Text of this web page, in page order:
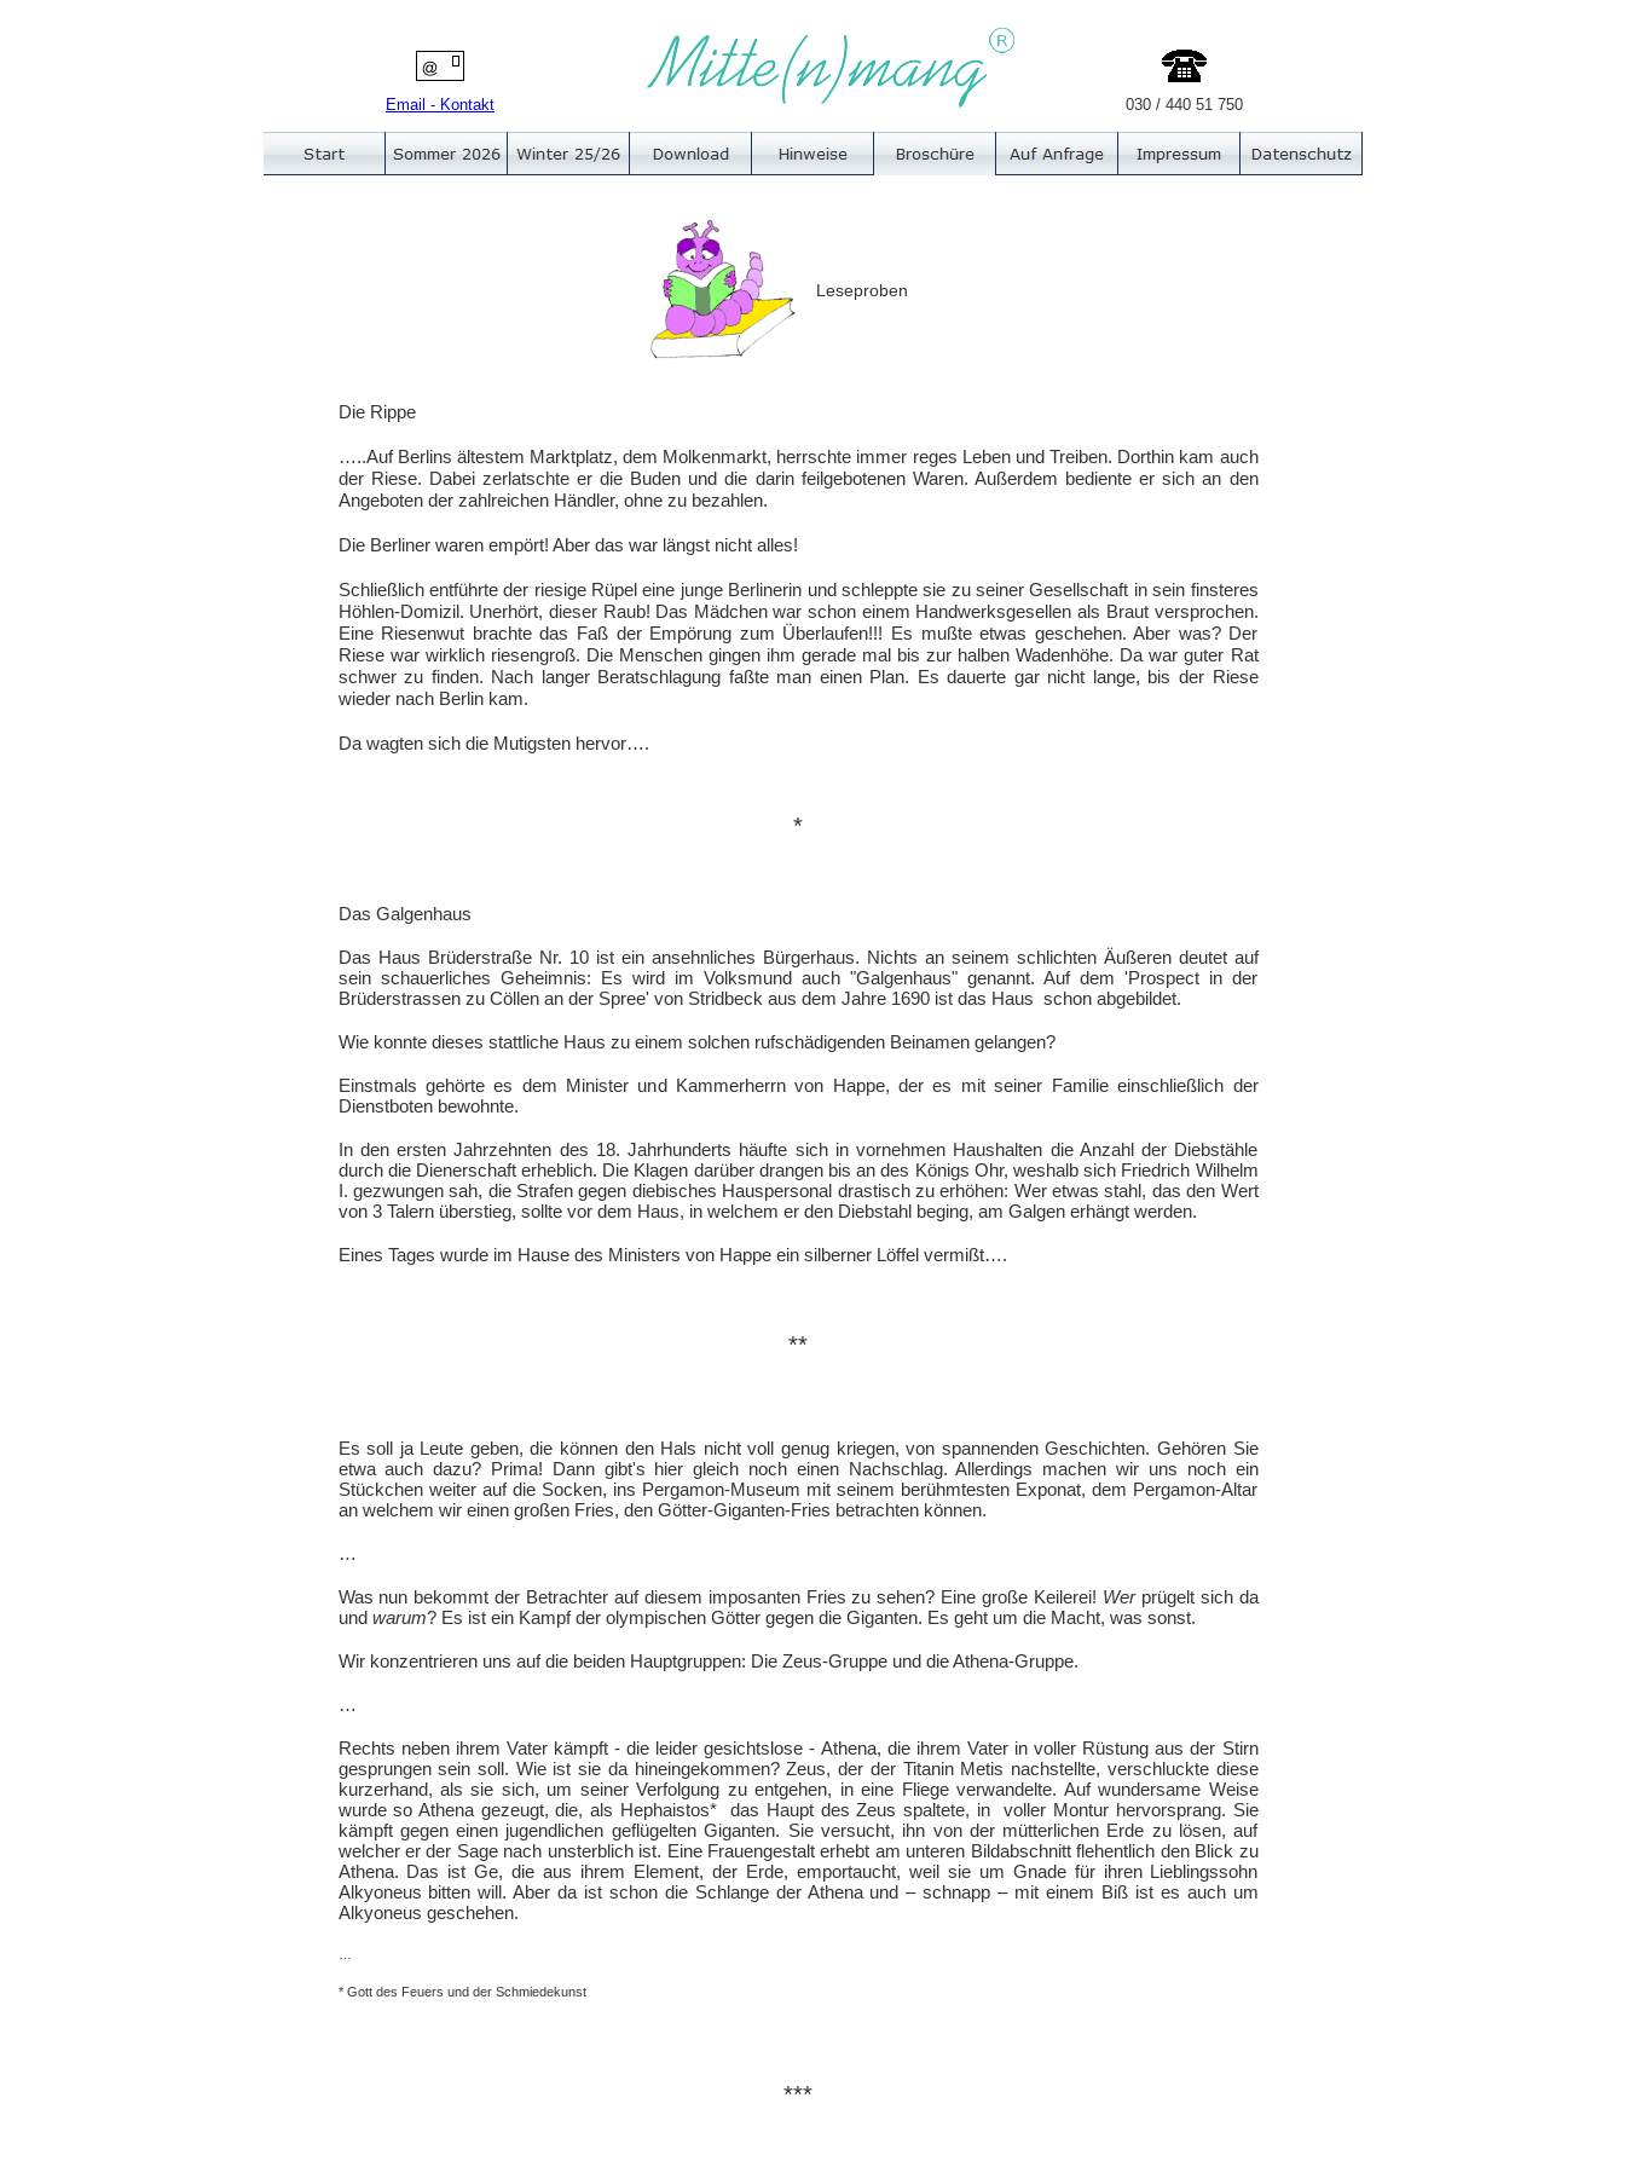
Email - Kontakt 030 / 440 51 750
Leseproben
Die Rippe
…..Auf Berlins ältestem Marktplatz, dem Molkenmarkt, herrschte immer reges Leben und Treiben. Dorthin kam auch
der Riese. Dabei zerlatschte er die Buden und die darin feilgebotenen Waren. Außerdem bediente er sich an den
Angeboten der zahlreichen Händler, ohne zu bezahlen.
Die Berliner waren empört! Aber das war längst nicht alles!
Schließlich entführte der riesige Rüpel eine junge Berlinerin und schleppte sie zu seiner Gesellschaft in sein finsteres
Höhlen-Domizil. Unerhört, dieser Raub! Das Mädchen war schon einem Handwerksgesellen als Braut versprochen.
Eine Riesenwut brachte das Faß der Empörung zum Überlaufen!!! Es mußte etwas geschehen. Aber was? Der
Riese war wirklich riesengroß. Die Menschen gingen ihm gerade mal bis zur halben Wadenhöhe. Da war guter Rat
schwer zu finden. Nach langer Beratschlagung faßte man einen Plan. Es dauerte gar nicht lange, bis der Riese
wieder nach Berlin kam.
Da wagten sich die Mutigsten hervor….
*
Das Galgenhaus
Das Haus Brüderstraße Nr. 10 ist ein ansehnliches Bürgerhaus. Nichts an seinem schlichten Äußeren deutet auf
sein schauerliches Geheimnis: Es wird im Volksmund auch "Galgenhaus" genannt. Auf dem 'Prospect in der
Brüderstrassen zu Cöllen an der Spree' von Stridbeck aus dem Jahre 1690 ist das Haus schon abgebildet.
Wie konnte dieses stattliche Haus zu einem solchen rufschädigenden Beinamen gelangen?
Einstmals gehörte es dem Minister und Kammerherrn von Happe, der es mit seiner Familie einschließlich der
Dienstboten bewohnte.
In den ersten Jahrzehnten des 18. Jahrhunderts häufte sich in vornehmen Haushalten die Anzahl der Diebstähle
durch die Dienerschaft erheblich. Die Klagen darüber drangen bis an des Königs Ohr, weshalb sich Friedrich Wilhelm
I. gezwungen sah, die Strafen gegen diebisches Hauspersonal drastisch zu erhöhen: Wer etwas stahl, das den Wert
von 3 Talern überstieg, sollte vor dem Haus, in welchem er den Diebstahl beging, am Galgen erhängt werden.
Eines Tages wurde im Hause des Ministers von Happe ein silberner Löffel vermißt….
**
Es soll ja Leute geben, die können den Hals nicht voll genug kriegen, von spannenden Geschichten. Gehören Sie
etwa auch dazu? Prima! Dann gibt's hier gleich noch einen Nachschlag. Allerdings machen wir uns noch ein
Stückchen weiter auf die Socken, ins Pergamon-Museum mit seinem berühmtesten Exponat, dem Pergamon-Altar
an welchem wir einen großen Fries, den Götter-Giganten-Fries betrachten können.
…
Was nun bekommt der Betrachter auf diesem imposanten Fries zu sehen? Eine große Keilerei! Werprügelt sich da
und warum? Es ist ein Kampf der olympischen Götter gegen die Giganten. Es geht um die Macht, was sonst.
Wir konzentrieren uns auf die beiden Hauptgruppen: Die Zeus-Gruppe und die Athena-Gruppe.
…
Rechts neben ihrem Vater kämpft - die leider gesichtslose - Athena, die ihrem Vater in voller Rüstung aus der Stirn
gesprungen sein soll. Wie ist sie da hineingekommen? Zeus, der der Titanin Metis nachstellte, verschluckte diese
kurzerhand, als sie sich, um seiner Verfolgung zu entgehen, in eine Fliege verwandelte. Auf wundersame Weise
wurde so Athena gezeugt, die, als Hephaistos* das Haupt des Zeus spaltete, in voller Montur hervorsprang. Sie
kämpft gegen einen jugendlichen geflügelten Giganten. Sie versucht, ihn von der mütterlichen Erde zu lösen, auf
welcher er der Sage nach unsterblich ist. Eine Frauengestalt erhebt am unteren Bildabschnitt flehentlich den Blick zu
Athena. Das ist Ge, die aus ihrem Element, der Erde, emportaucht, weil sie um Gnade für ihren Lieblingssohn
Alkyoneus bitten will. Aber da ist schon die Schlange der Athena und – schnapp – mit einem Biß ist es auch um
Alkyoneus geschehen.
* Gott des Feuers und der Schmiedekunst
***